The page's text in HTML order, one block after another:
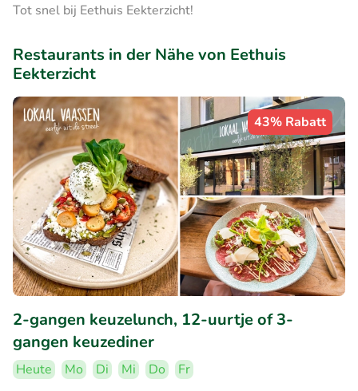
Tot snel bij Eethuis Eekterzicht!
Restaurants in der Nähe von Eethuis
Eekterzicht
43% Rabatt
2-gangen keuzelunch, 12-uurtje of 3-
gangen keuzediner
Heute Mo Di Mi Do
Fr